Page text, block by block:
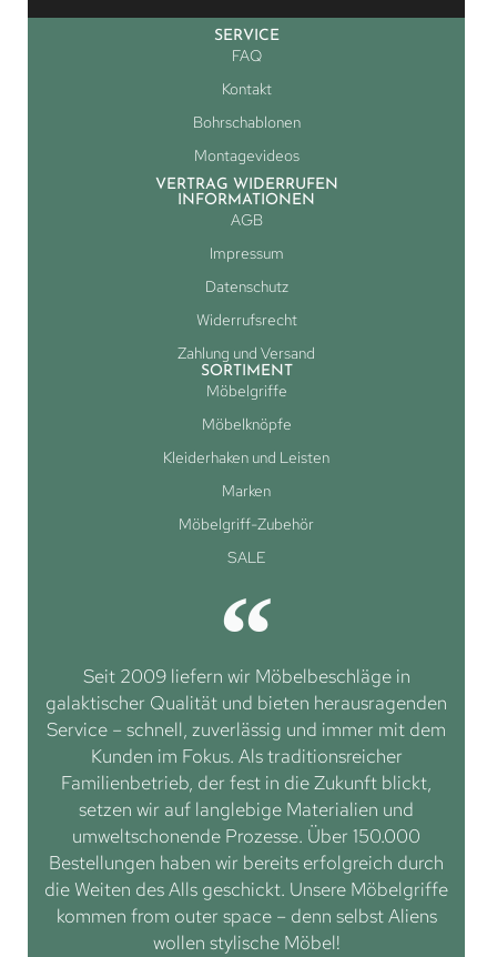
SERVICE
FAQ
Kontakt
Bohrschablonen
Montagevideos
VERTRAG WIDERRUFEN
INFORMATIONEN
AGB
Impressum
Datenschutz
Widerrufsrecht
Zahlung und Versand
SORTIMENT
Möbelgriffe
Möbelknöpfe
Kleiderhaken und Leisten
Marken
Möbelgriff-Zubehör
SALE
Seit 2009 liefern wir Möbelbeschläge in
galaktischer Qualität und bieten herausragenden
Service – schnell, zuverlässig und immer mit dem
Kunden im Fokus. Als traditionsreicher
Familienbetrieb, der fest in die Zukunft blickt,
setzen wir auf langlebige Materialien und
umweltschonende Prozesse. Über 150.000
Bestellungen haben wir bereits erfolgreich durch
die Weiten des Alls geschickt. Unsere Möbelgriffe
kommen from outer space – denn selbst Aliens
wollen stylische Möbel!